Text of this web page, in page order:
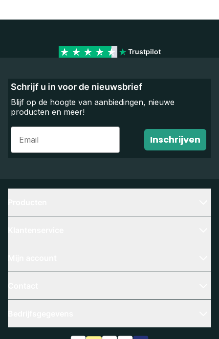
Trustpilot
Schrijf u in voor de nieuwsbrief
Blijf op de hoogte van aanbiedingen, nieuwe
producten en meer!
Email
Inschrijven